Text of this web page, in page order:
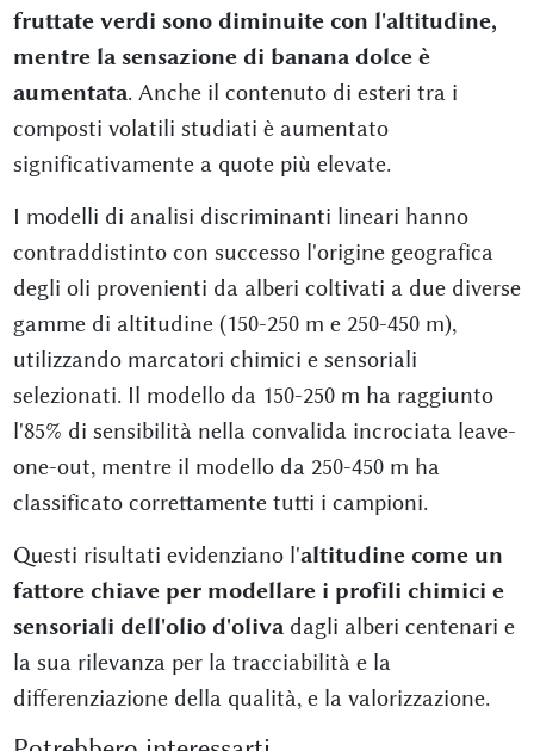
fruttate verdi sono diminuite con l'altitudine,
mentre la sensazione di banana dolce è
aumentata. Anche il contenuto di esteri tra i
composti volatili studiati è aumentato
significativamente a quote più elevate.
I modelli di analisi discriminanti lineari hanno
contraddistinto con successo l'origine geografica
degli oli provenienti da alberi coltivati a due diverse
gamme di altitudine (150-250 m e 250-450 m),
utilizzando marcatori chimici e sensoriali
selezionati. Il modello da 150-250 m ha raggiunto
l'85% di sensibilità nella convalida incrociata leave-
one-out, mentre il modello da 250-450 m ha
classificato correttamente tutti i campioni.
Questi risultati evidenziano l'altitudine come un
fattore chiave per modellare i profili chimici e
sensoriali dell'olio d'olivadagli alberi centenari e
la sua rilevanza per la tracciabilità e la
differenziazione della qualità, e la valorizzazione.